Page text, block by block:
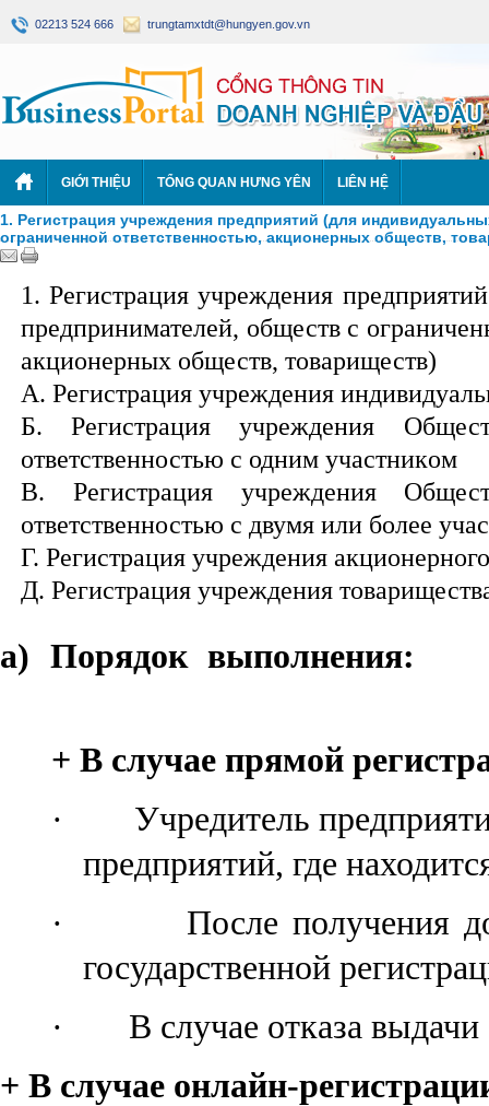
02213 524 666 trungtamxtdt@hungyen.gov.vn
GIỚI THIỆU TỔNG QUAN HƯNG YÊN LIÊN HỆ
1. Регистрация учреждения предприятий (для
ограниченной ответственностью, акционерных обществ,
1.Регистрацияучреждения предприятий
предпринимателей, обществ с
акционерных обществ, товариществ)
A. Регистрация учреждения
Б.Регистрация учреждения
ответственностью с однимучастником
В.
Регистрация учреждения
ответственностью с двумя или более
Г. Регистрация учреждения
Д. Регистрация учреждения
а)
+ В случае прямой
·
Учредитель
предприятий, где
·
После получения
государственной
·
В случае отказа
+ В случае онлайн-